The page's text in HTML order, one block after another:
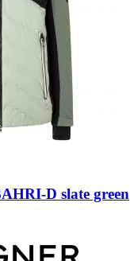
D slate green